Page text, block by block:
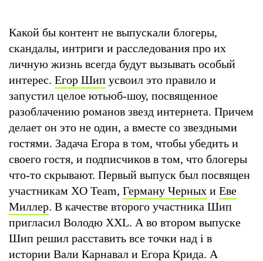
Какой бы контент не выпускали блогеры,
скандалы, интриги и расследования про их
личную жизнь всегда будут вызывать особый
интерес. Егор Шип усвоил это правило и
запустил целое ютьюб-шоу, посвященное
разоблачению романов звезд интернета. Причем
делает он это не один, а вместе со звездными
гостями. Задача Егора в том, чтобы убедить и
своего гостя, и подписчиков в том, что блогеры
что-то скрывают. Первый выпуск был посвящен
участникам XO Team, Герману Черных и Еве
Миллер. В качестве второго участника Шип
пригласил Володю XXL. А во втором выпуске
Шип решил расставить все точки над i в
истории Вали Карнавал и Егора Крида. А